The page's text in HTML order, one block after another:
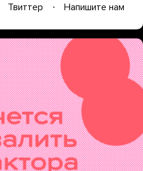
Твиттер Напишите нам